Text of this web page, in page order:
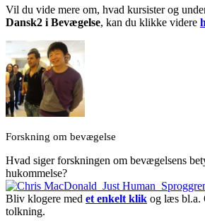
Vil du vide mere om, hvad kursister og
Dansk2 i Bevægelse, kan du klikke videre
Forskning om bevægelse
Hvad siger forskningen om bevægelsens
hukommelse?
Bliv klogere med et enkelt klik og læs bl.a.
tolkning.